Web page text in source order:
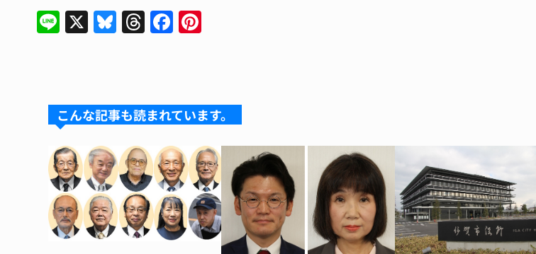
Li
X
Bl
k
T
d
F
b
o
k
st
こんな記事も読まれています。